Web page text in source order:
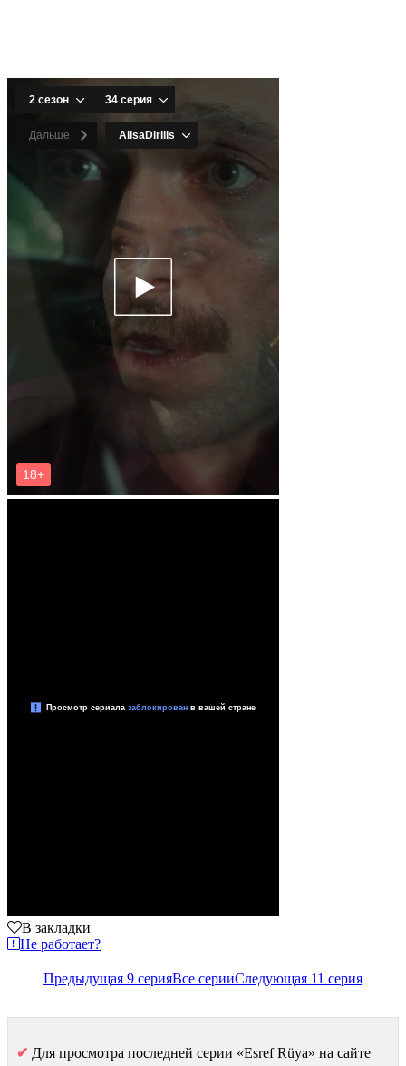
В закладки
Не работает?
Предыдущая 9 серияВсе серииСледующая 11 серия
✔ Для просмотра последней серии «Esref Rüya» на сайте